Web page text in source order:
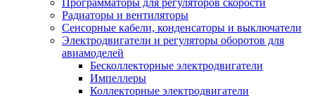
Программаторы для регуляторов скорости
Радиаторы и вентиляторы
Сенсорные кабели, конденсаторы и выключатели
Электродвигатели и регуляторы оборотов для
авиамоделей
Бесколлекторные электродвигатели
Импеллеры
Коллекторные электродвигатели